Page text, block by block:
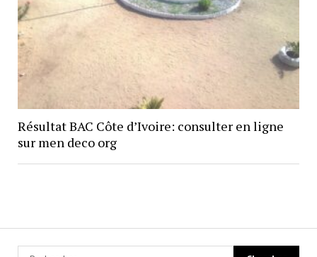
Résultat BAC Côte d’Ivoire: consulter en ligne
sur men deco org